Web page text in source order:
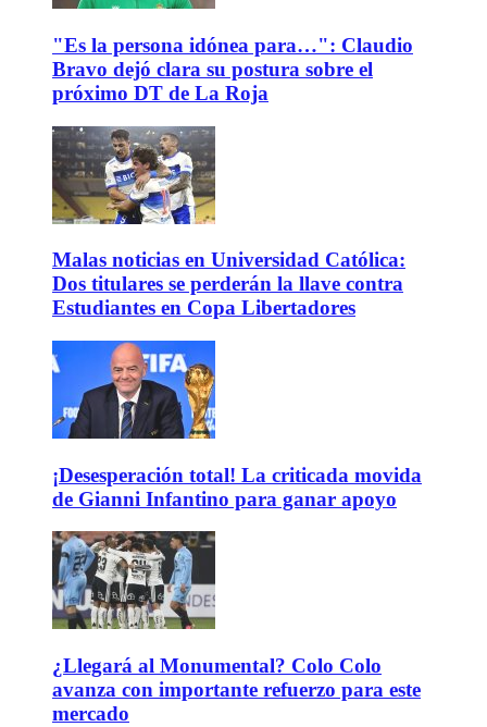
"Es la persona idónea para…": Claudio
Bravo dejó clara su postura sobre el
próximo DT de La Roja
Malas noticias en Universidad Católica:
Dos titulares se perderán la llave contra
Estudiantes en Copa Libertadores
¡Desesperación total! La criticada movida
de Gianni Infantino para ganar apoyo
¿Llegará al Monumental? Colo Colo
avanza con importante refuerzo para este
mercado